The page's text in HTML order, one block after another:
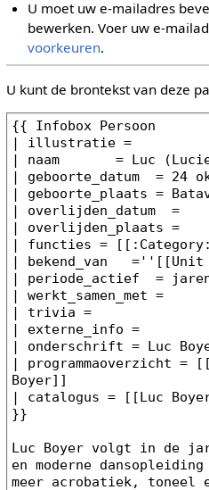
U moet uw e-mailadres
bewerken. Voer uw e-
voorkeuren.
U kunt de brontekst van deze